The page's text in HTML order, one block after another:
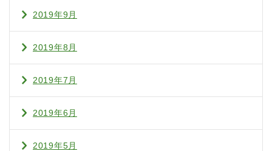
2019年9月
2019年8月
2019年7月
2019年6月
2019年5月